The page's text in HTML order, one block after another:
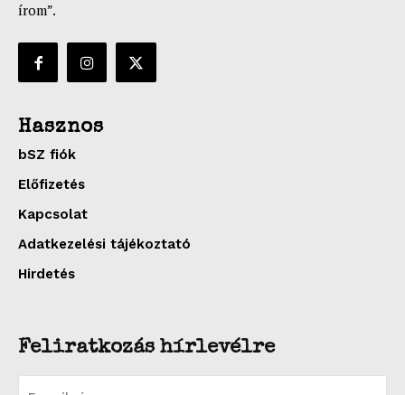
írom”.
Hasznos
bSZ fiók
Előfizetés
Kapcsolat
Adatkezelési tájékoztató
Hirdetés
Feliratkozás hírlevélre